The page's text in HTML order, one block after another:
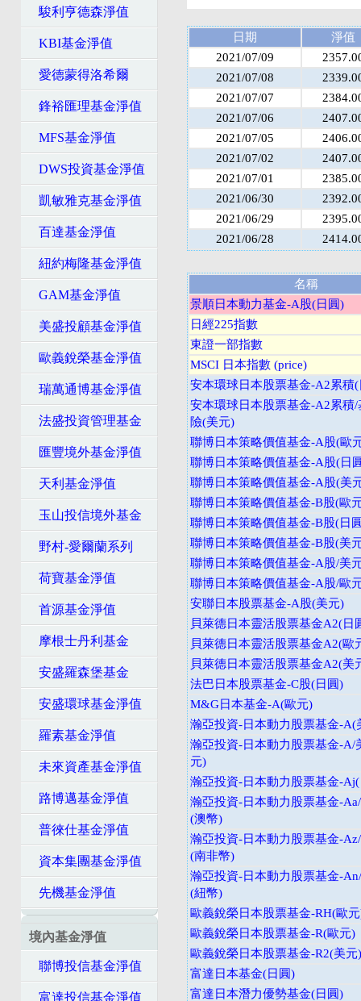
駿利亨德森淨值
KBI基金淨值
愛德蒙得洛希爾
鋒裕匯理基金淨值
MFS基金淨值
DWS投資基金淨值
凱敏雅克基金淨值
百達基金淨值
紐約梅隆基金淨值
GAM基金淨值
美盛投顧基金淨值
歐義銳榮基金淨值
瑞萬通博基金淨值
法盛投資管理基金
匯豐境外基金淨值
天利基金淨值
玉山投信境外基金
野村-愛爾蘭系列
荷寶基金淨值
首源基金淨值
摩根士丹利基金
安盛羅森堡基金
安盛環球基金淨值
羅素基金淨值
未來資產基金淨值
路博邁基金淨值
普徠仕基金淨值
資本集團基金淨值
先機基金淨值
境內基金淨值
聯博投信基金淨值
富達投信基金淨值
日期
淨值
2021/07/09
2021/07/08
2021/07/07
2021/07/06
2021/07/05
2021/07/02
2021/07/01
2021/06/30
2021/06/29
2021/06/28
名稱
景順日本動力基金-A股(日圓)
日經225指數
東證一部指數
MSCI 日本指數 (price)
安本環球日本股票基金-A2累積(
安本環球日本股票基金-A2累積/
險(美元)
聯博日本策略價值基金-A股(歐
聯博日本策略價值基金-A股(日
聯博日本策略價值基金-A股(美
聯博日本策略價值基金-B股(歐
聯博日本策略價值基金-B股(日
聯博日本策略價值基金-B股(美
聯博日本策略價值基金-A股/美
聯博日本策略價值基金-A股/歐
安聯日本股票基金-A股(美元)
貝萊德日本靈活股票基金A2(日
貝萊德日本靈活股票基金A2(歐
貝萊德日本靈活股票基金A2(美
法巴日本股票基金-C股(日圓)
M&G日本基金-A(歐元)
瀚亞投資-日本動力股票基金-A(
瀚亞投資-日本動力股票基金-A/
元)
瀚亞投資-日本動力股票基金-
瀚亞投資-日本動力股票基金-
(澳幣)
瀚亞投資-日本動力股票基金-
(南非幣)
瀚亞投資-日本動力股票基金-
(紐幣)
歐義銳榮日本股票基金-RH(歐
歐義銳榮日本股票基金-R(歐元)
歐義銳榮日本股票基金-R2(美元)
富達日本基金(日圓)
富達日本潛力優勢基金(日圓)